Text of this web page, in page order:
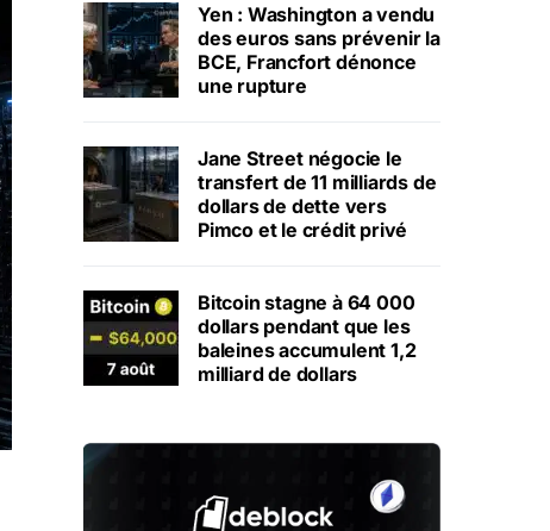
Yen : Washington a vendu
des euros sans prévenir la
BCE, Francfort dénonce
une rupture
Jane Street négocie le
transfert de 11 milliards de
dollars de dette vers
Pimco et le crédit privé
Bitcoin stagne à 64 000
dollars pendant que les
baleines accumulent 1,2
milliard de dollars